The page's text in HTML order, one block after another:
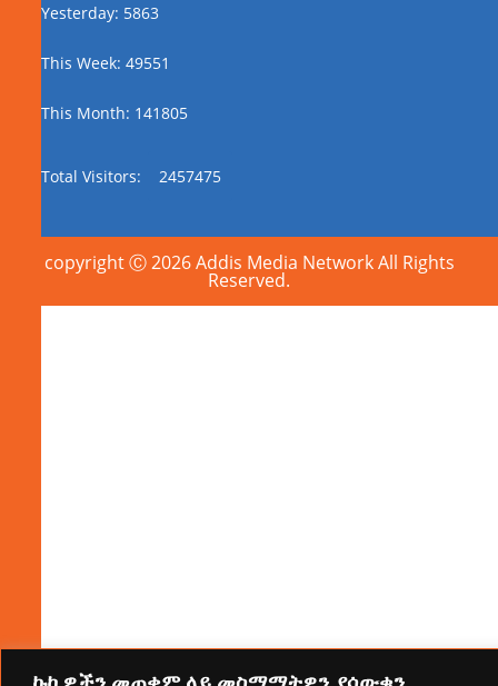
Yesterday: 5863
This Week: 49551
This Month: 141805
Total Visitors: 2457475
copyright Ⓒ 2026 Addis Media Network All Rights
Reserved.